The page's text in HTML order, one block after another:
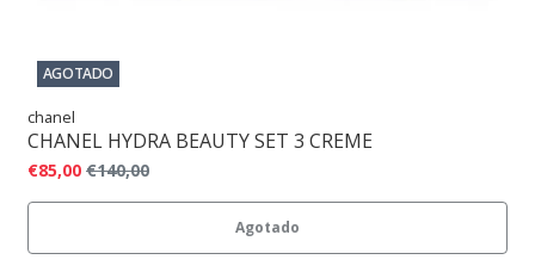
AGOTADO
chanel
CHANEL HYDRA BEAUTY SET 3 CREME
€85,00 €140,00
Agotado